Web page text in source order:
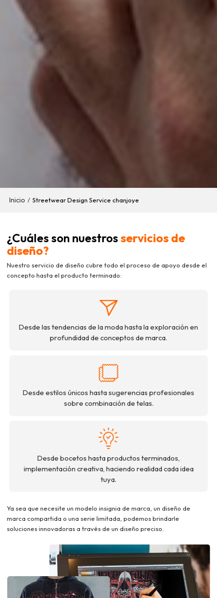
Inicio / Streetwear Design Service chanjoye
¿Cuáles son nuestrosservicios de
diseño?
Nuestro servicio de diseño cubre todo el proceso de apoyo desde el
concepto hasta el producto terminado:
Desde las tendencias de la moda hasta la exploración en
profundidad de conceptos de marca.
Desde estilos únicos hasta sugerencias profesionales
sobre combinación de telas.
Desde bocetos hasta productos terminados,
implementación creativa, haciendo realidad cada idea
tuya.
Ya sea que necesite un modelo insignia de marca, un diseño de
marca compartida o una serie limitada, podemos brindarle
soluciones innovadoras a través de un diseño preciso.